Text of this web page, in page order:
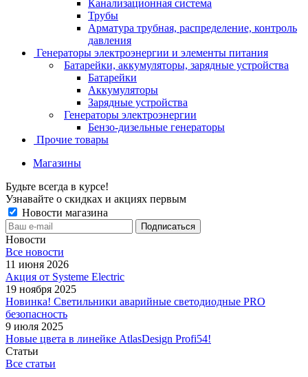
Канализационная система
Трубы
Арматура трубная, распределение, контроль
давления
Генераторы электроэнергии и элементы питания
Батарейки, аккумуляторы, зарядные устройства
Батарейки
Аккумуляторы
Зарядные устройства
Генераторы электроэнергии
Бензо-дизельные генераторы
Прочие товары
Магазины
Будьте всегда в курсе!
Узнавайте о скидках и акциях первым
Новости магазина
Новости
Все новости
11 июня 2026
Акция от Systeme Electric
19 ноября 2025
Новинка! Светильники аварийные светодиодные PRO
безопасность
9 июля 2025
Новые цвета в линейке AtlasDesign Profi54!
Статьи
Все статьи